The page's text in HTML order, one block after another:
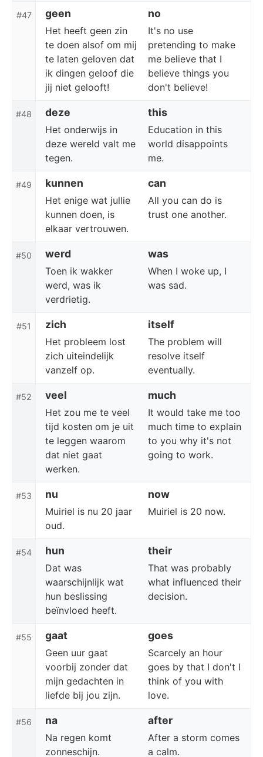
#47 geen no
Het heeft geen zin
te doen alsof om mij
te laten geloven dat
ik dingen geloof die
jij niet gelooft!
It's no use
pretending to make
me believe that I
believe things you
don't believe!
#48 deze this
Het onderwijs in
deze wereld valt me
tegen.
Education in this
world disappoints
me.
#49 kunnen can
Het enige wat jullie
kunnen doen, is
elkaar vertrouwen.
All you can do is
trust one another.
#50 werd was
Toen ik wakker
werd, was ik
verdrietig.
When I woke up, I
was sad.
#51 zich itself
Het probleem lost
zich uiteindelijk
vanzelf op.
The problem will
resolve itself
eventually.
#52 veel much
Het zou me te veel
tijd kosten om je uit
te leggen waarom
dat niet gaat
werken.
It would take me too
much time to explain
to you why it's not
going to work.
#53 nu now
Muiriel is nu 20 jaar
oud.
Muiriel is 20 now.
#54 hun their
Dat was
waarschijnlijk wat
hun beslissing
beïnvloed heeft.
That was probably
what influenced their
decision.
#55 gaat goes
Geen uur gaat
voorbij zonder dat
mijn gedachten in
liefde bij jou zijn.
Scarcely an hour
goes by that I don't I
think of you with
love.
#56 na after
Na regen komt
zonneschijn.
After a storm comes
a calm.